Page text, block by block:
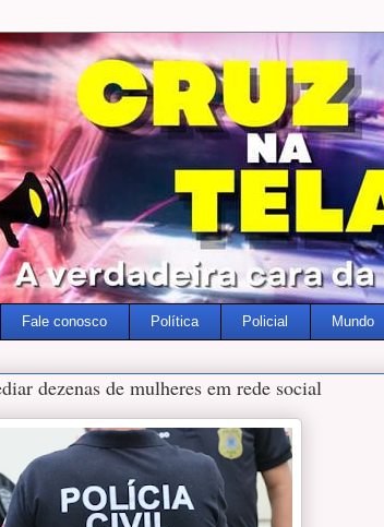
Fale conosco Política Policial Mundo
dezenas de mulheres em rede social